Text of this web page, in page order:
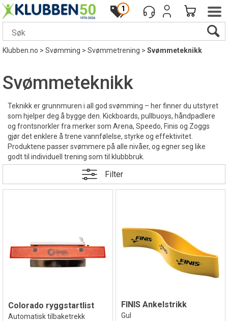
1
Klubben.no>Svømming>Svømmetrening>Svømmeteknikk
Svømmeteknikk
Teknikk er grunnmuren i all god svømming – her finner du utstyret
som hjelper deg å bygge den. Kickboards, pullbuoys, håndpadlere
og frontsnorkler fra merker som Arena, Speedo, Finis og Zoggs
gjør det enklere å trene vannfølelse, styrke og effektivitet.
Produktene passer svømmere på alle nivåer, og egner seg like
godt til individuell trening som til klubbbruk.
Filter
Colorado ryggstartlist
Automatisk tilbaketrekk
FINIS Ankelstrikk
Gul